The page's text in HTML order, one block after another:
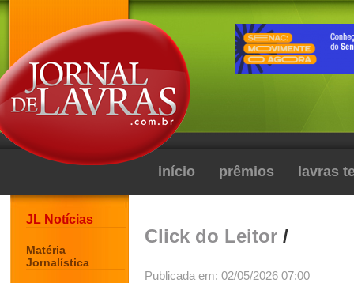
início prêmios lavras
JL Notícias
Matéria
Jornalística
Click do Leitor /
Publicada em: 02/05/2026 07:00